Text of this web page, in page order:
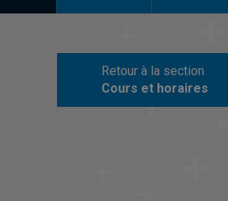
Retour à la section
Cours et horaires